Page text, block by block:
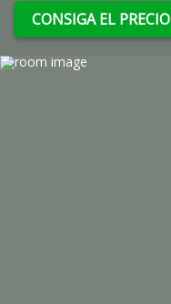
CONSIGA EL PRECIO